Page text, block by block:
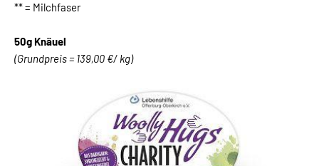
** = Milchfaser
50g Knäuel
(Grundpreis = 139,00 €/ kg)